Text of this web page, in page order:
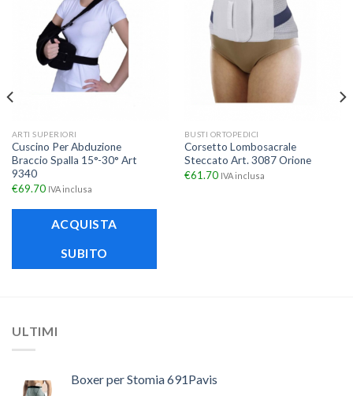
ARTI SUPERIORI
Cuscino Per Abduzione
Braccio Spalla 15°-30° Art
9340
€69.70 IVA inclusa
ACQUISTA
SUBITO
BUSTI ORTOPEDICI
Corsetto Lombosacrale
Steccato Art. 3087 Orione
€61.70 IVA inclusa
ULTIMI
Boxer per Stomia 691Pavis